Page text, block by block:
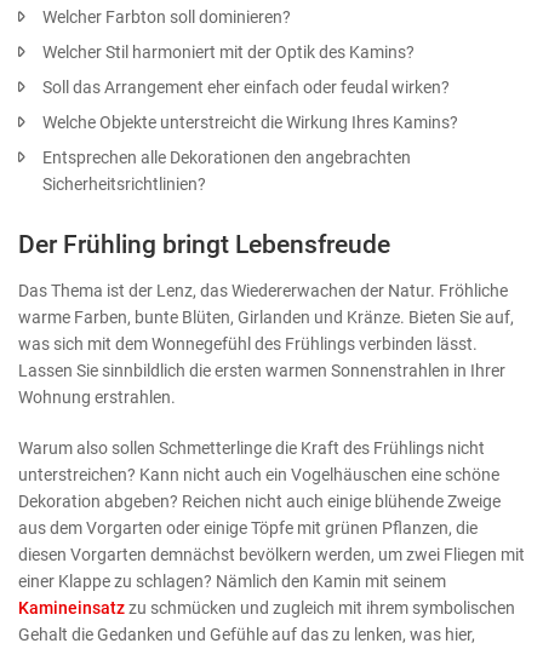
Welcher Farbton soll dominieren?
Welcher Stil harmoniert mit der Optik des Kamins?
Soll das Arrangement eher einfach oder feudal wirken?
Welche Objekte unterstreicht die Wirkung Ihres Kamins?
Entsprechen alle Dekorationen den angebrachten
Sicherheitsrichtlinien?
Der Frühling bringt Lebensfreude
Das Thema ist der Lenz, das Wiedererwachen der Natur. Fröhliche
warme Farben, bunte Blüten, Girlanden und Kränze. Bieten Sie auf,
was sich mit dem Wonnegefühl des Frühlings verbinden lässt.
Lassen Sie sinnbildlich die ersten warmen Sonnenstrahlen in Ihrer
Wohnung erstrahlen.
Warum also sollen Schmetterlinge die Kraft des Frühlings nicht
unterstreichen? Kann nicht auch ein Vogelhäuschen eine schöne
Dekoration abgeben? Reichen nicht auch einige blühende Zweige
aus dem Vorgarten oder einige Töpfe mit grünen Pflanzen, die
diesen Vorgarten demnächst bevölkern werden, um zwei Fliegen mit
einer Klappe zu schlagen? Nämlich den Kamin mit seinem
Kamineinsatzzu schmücken und zugleich mit ihrem symbolischen
Gehalt die Gedanken und Gefühle auf das zu lenken, was hier,